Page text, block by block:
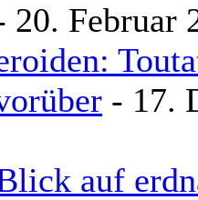
20. Februar
- 17.
auf